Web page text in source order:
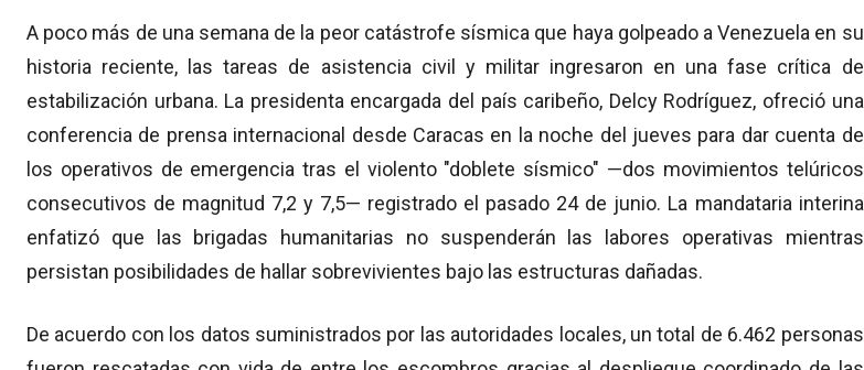
A poco más de una semana de la peor catástrofe sísmica que haya golpeado a Venezuela en su
historia reciente, las tareas de asistencia civil y militar ingresaron en una fase crítica de
estabilización urbana. La presidenta encargada del país caribeño, Delcy Rodríguez, ofreció una
conferencia de prensa internacional desde Caracas en la noche del jueves para dar cuenta de
los operativos de emergencia tras el violento "doblete sísmico" —dos movimientos telúricos
consecutivos de magnitud 7,2 y 7,5— registrado el pasado 24 de junio. La mandataria interina
enfatizó que las brigadas humanitarias no suspenderán las labores operativas mientras
persistan posibilidades de hallar sobrevivientes bajo las estructuras dañadas.
De acuerdo con los datos suministrados por las autoridades locales, un total de 6.462 personas